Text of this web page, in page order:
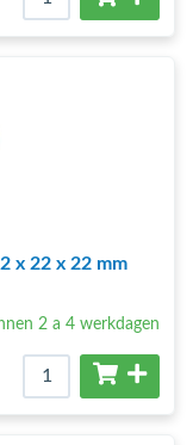
x 22 x 22 mm
2 a 4 werkdagen